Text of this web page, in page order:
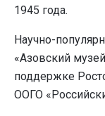
1945 года.
Научно-
«Азовский
поддержке
ООГО